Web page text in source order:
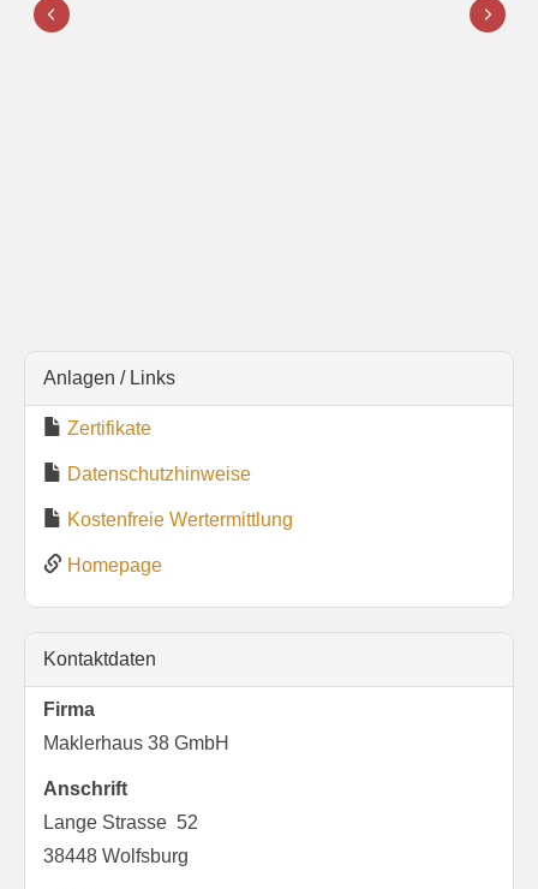
Anlagen / Links
Zertifikate
Datenschutzhinweise
Kostenfreie Wertermittlung
Homepage
Kontaktdaten
Firma
Maklerhaus 38 GmbH
Anschrift
Lange Strasse 52
38448 Wolfsburg